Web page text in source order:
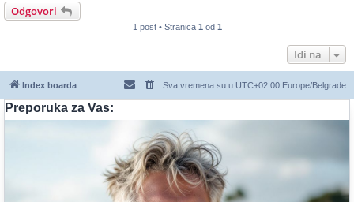
Odgovori
1 post • Stranica 1 od 1
Idi na
Index boarda Sva vremena su u UTC+02:00 Europe/Belgrade
Preporuka za Vas: